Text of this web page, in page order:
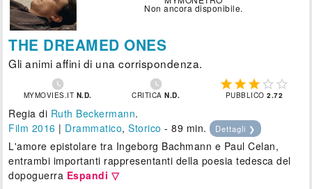
Non ancora disponibile.
THE DREAMED ONES
Gli animi affini di una corrispondenza.

MYMOVIES.IT N.D.

CRITICAN.D.
    
PUBBLICO2.72
Regia di Ruth Beckermann.
Film 2016 | Drammatico,Storico - 89 min. Dettagli ❯
L'amore epistolare tra Ingeborg Bachmann e Paul Celan,
entrambi importanti rappresentanti della poesia tedesca del
dopoguerra Espandi ▽